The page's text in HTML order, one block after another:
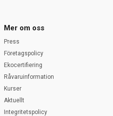
Mer om oss
Press
Företagspolicy
Ekocertifiering
Råvaruinformation
Kurser
Aktuellt
Integritetspolicy